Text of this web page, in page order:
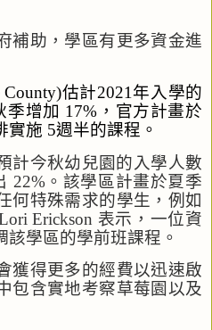
補助 ，學區有更多資金進
County)估計2021年入學的
季增加 17% ，官方計畫於
實施 5週半的課程 。
計今秋幼兒園的 入學人數
22%。該學區計畫於夏季
何特殊需求的學生，例如
Erickson 表示 ，一位資
該學區的學前班課程。
獲得更多的經費以迅速啟
包含實地考察草莓園以及